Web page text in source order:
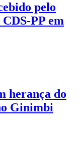
pelo
PP em
herança do
Ginimbi